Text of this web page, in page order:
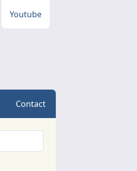
Youtube
Contact